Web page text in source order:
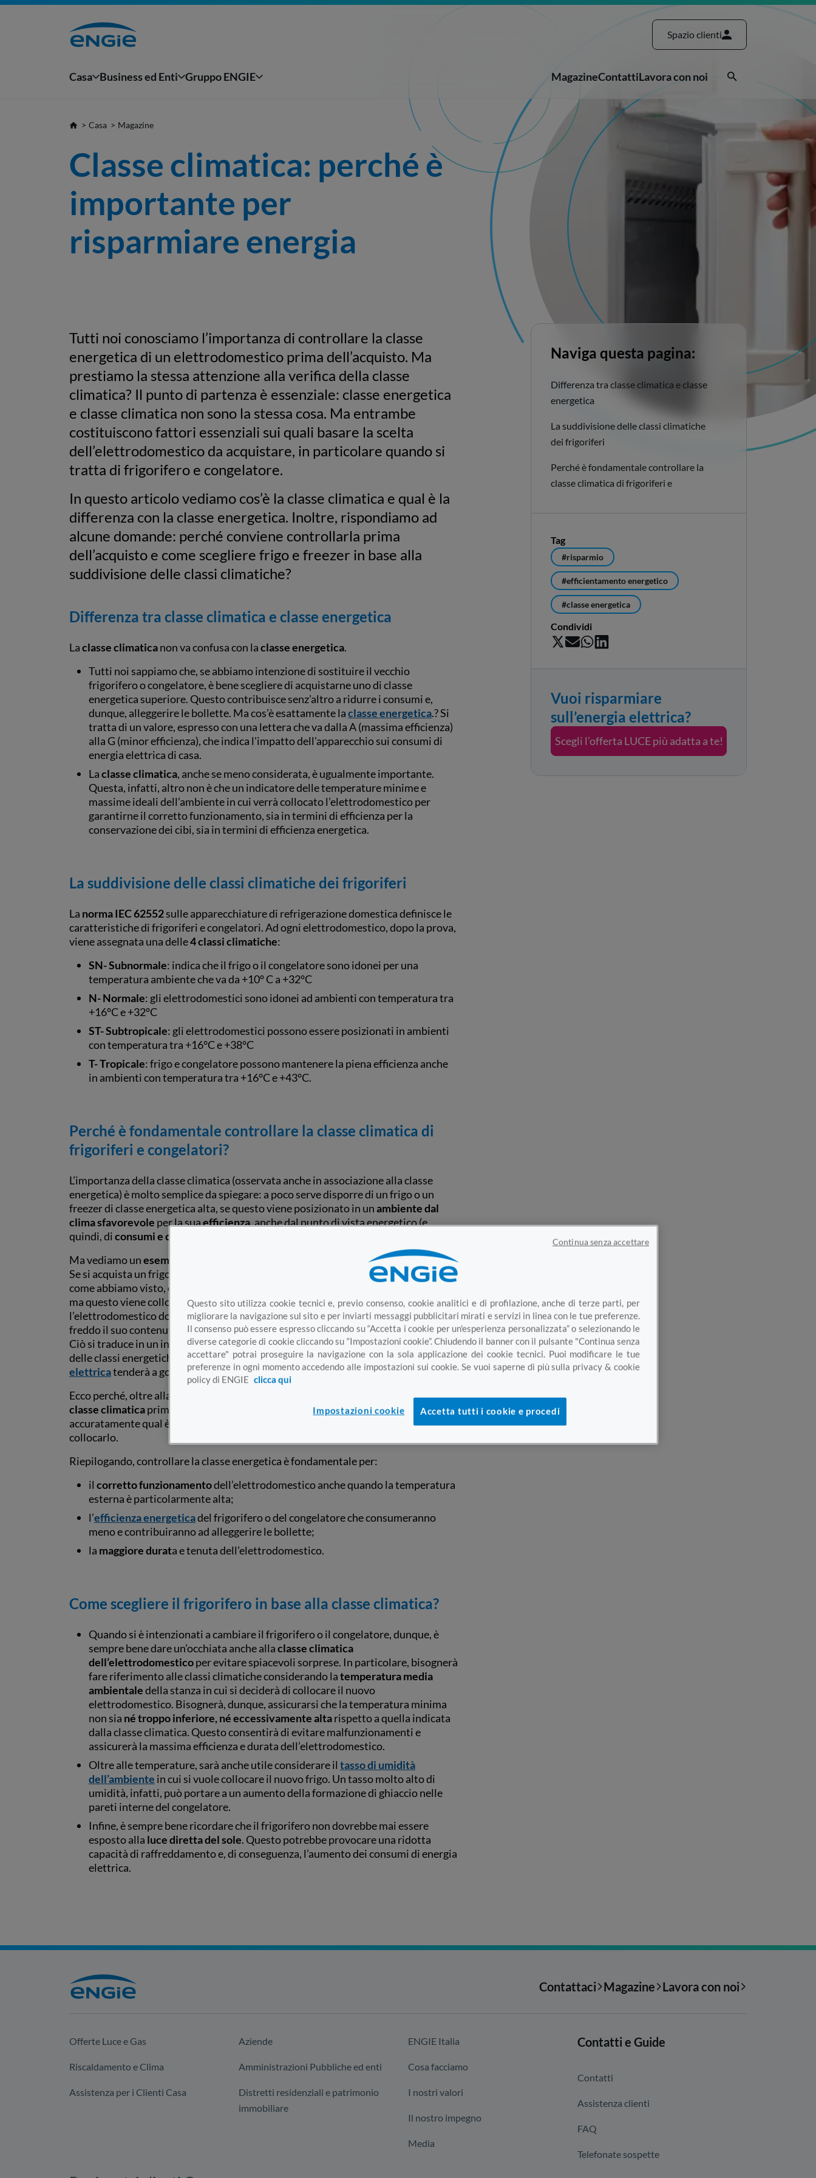
Spazio clienti
Casa Business ed Enti Gruppo ENGIE MagazineContattiLavora con noi
Casa Magazine
Classe climatica: perché è
importante per
risparmiare energia
Tutti noi conosciamo l’importanza di controllare la classe
energetica di un elettrodomestico prima dell’acquisto. Ma
prestiamo la stessa attenzione alla verifica della classe
climatica? Il punto di partenza è essenziale: classe energetica
e classe climatica non sono la stessa cosa. Ma entrambe
costituiscono fattori essenziali sui quali basare la scelta
dell’elettrodomestico da acquistare, in particolare quando si
tratta di frigorifero e congelatore.
In questo articolo vediamo cos’è la classe climatica e qual è la
differenza con la classe energetica. Inoltre, rispondiamo ad
alcune domande: perché conviene controllarla prima
dell’acquisto e come scegliere frigo e freezer in base alla
suddivisione delle classi climatiche?
Differenza tra classe climatica e classe energetica
Laclasse climaticanon va confusa con laclasse energetica.
Tutti noi sappiamo che, se abbiamo intenzione di sostituire il vecchio
frigorifero o congelatore, è bene scegliere di acquistarne uno di classe
energetica superiore. Questo contribuisce senz’altro a ridurre i consumi e,
dunque, alleggerire le bollette. Ma cos’è esattamente laclasse energetica.? Si
tratta di un valore, espresso con una lettera che va dalla A (massima efficienza)
alla G (minor efficienza), che indica l'impatto dell'apparecchio sui consumi di
energia elettrica di casa.
Laclasse climatica, anche se meno considerata, è ugualmente importante.
Questa, infatti, altro non è che un indicatore delle temperature minime e
massime ideali dell’ambiente in cui verrà collocato l’elettrodomestico per
garantirne il corretto funzionamento, sia in termini di efficienza per la
conservazione dei cibi, sia in termini di efficienza energetica.
La suddivisione delle classi climatiche dei frigoriferi
La norma IEC 62552sulle apparecchiature di refrigerazione domestica definisce le
caratteristiche di frigoriferi e congelatori. Ad ogni elettrodomestico, dopo la prova,
viene assegnata una delle4 classi climatiche:
SN- Subnormale: indica che il frigo o il congelatore sono idonei per una
temperatura ambiente che va da +10° C a +32°C
N- Normale: gli elettrodomestici sono idonei ad ambienti con temperatura tra
+16°C e +32°C
ST- Subtropicale: gli elettrodomestici possono essere posizionati in ambienti
con temperatura tra +16°C e +38°C
T- Tropicale: frigo e congelatore possono mantenere la piena efficienza anche
in ambienti con temperatura tra +16°C e +43°C.
Perché è fondamentale controllare la classe climatica di
frigoriferi e congelatori?
L’importanza della classe climatica (osservata anche in associazione alla classe
energetica) è molto semplice da spiegare: a poco serve disporre di un frigo o un
freezer di classe energetica alta, se questo viene posizionato in unambiente dal
clima sfavorevole per la suaefficienza, anche dal punto di vista energetico (e,
quindi, diconsumi e costi in bolletta
Ma vediamo unesempio pratico
Se si acquista un frigorifero di classe energetica A e di classe climatica SN (che,
come abbiamo visto, è adatta per una temperatura ambiente tra i +10°C e i +32°C),
ma questo viene collocato in un ambiente che può superare anche i 40°C,
l’elettrodomestico dovrà compiere un enorme sforzo per riuscire a mantenere ben
freddo il suo contenuto.
Ciò si traduce in un ingente consumo di energia, per il quale nemmeno la più alta
delle classi energetiche potrà fare nulla. In sostanza, la bolletta dell’ energia
elettricatenderà a gonfiarsi.
Ecco perché, oltre alla classe energetica, è fondamentale
controllare anche la
classe climaticaprima di acquistare un nuovo frigorifero, valutando
accuratamente qual è la più giusta in base all’ambiente in cui decideremo di
collocarlo.
Riepilogando, controllare la classe energetica è fondamentale per:
il corretto funzionamentodell’elettrodomestico anche quando la temperatura
esterna è particolarmente alta;
l’efficienza energeticadel frigorifero o del congelatore che consumeranno
meno e contribuiranno ad alleggerire le bollette;
la maggiore durata e tenuta dell’elettrodomestico.
Come scegliere il frigorifero in base alla classe climatica?
Quando si è intenzionati a cambiare il frigorifero o il congelatore, dunque, è
sempre bene dare un’occhiata anche allaclasse climatica
dell’elettrodomesticoper evitare spiacevoli sorprese. In particolare, bisognerà
fare riferimento alle classi climatiche considerando latemperatura media
ambientaledella stanza in cui si deciderà di collocare il nuovo
elettrodomestico. Bisognerà, dunque, assicurarsi che la temperatura minima
non sia né troppo inferiore, né eccessivamente altarispetto a quella indicata
dalla classe climatica. Questo consentirà di evitare malfunzionamenti e
assicurerà la massima efficienza e durata dell’elettrodomestico.
Oltre alle temperature, sarà anche utile considerare il tasso di umidità
dell’ambiente in cui si vuole collocare il nuovo frigo. Un tasso molto alto di
umidità, infatti, può portare a un aumento della formazione di ghiaccio nelle
pareti interne del congelatore.
Infine, è sempre bene ricordare che il frigorifero non dovrebbe mai essere
esposto alla luce diretta del sole. Questo potrebbe provocare una ridotta
capacità di raffreddamento e, di conseguenza, l’aumento dei consumi di energia
elettrica.
Naviga questa pagina:
Differenza tra classe climatica e classe
energetica
La suddivisione delle classi climatiche
dei frigoriferi
Perché è fondamentale controllare la
classe climatica di frigoriferi e
classe climatica?
Tag
#risparmio
#efficientamento energetico
#classe energetica
Condividi
Vuoi risparmiare
sull’energia elettrica?
Scegli l’offerta LUCE più adatta a te!
Contattaci Magazine Lavora con noi
Offerte Luce e Gas
Riscaldamento e Clima
Assistenza per i Clienti Casa
Aziende
Amministrazioni Pubbliche ed enti
Distretti residenziali e patrimonio
immobiliare
ENGIE Italia
Cosa facciamo
I nostri valori
Il nostro impegno
Media
Contatti e Guide
Contatti
Assistenza clienti
FAQ
Telefonate sospette
Questo sito utilizza cookie tecnici e, previo consenso, cookie analitici e di profilazione, anche di terze parti, per
migliorare la navigazione sul sito e per inviarti messaggi pubblicitari mirati e servizi in linea con le tue preferenze.
Il consenso può essere espresso cliccando su “Accetta i cookie per un'esperienza personalizzata” o selezionando le
diverse categorie di cookie cliccando su “Impostazioni cookie”. Chiudendo il banner con il pulsante "Continua senza
accettare" potrai proseguire la navigazione con la sola applicazione dei cookie tecnici. Puoi modificare le tue
preferenze in ogni momento accedendo alle impostazioni sui cookie. Se vuoi saperne di più sulla privacy & cookie
policy di ENGIE clicca qui
Impostazioni cookie Accetta tutti i cookie e procedi
Continua senza accettare